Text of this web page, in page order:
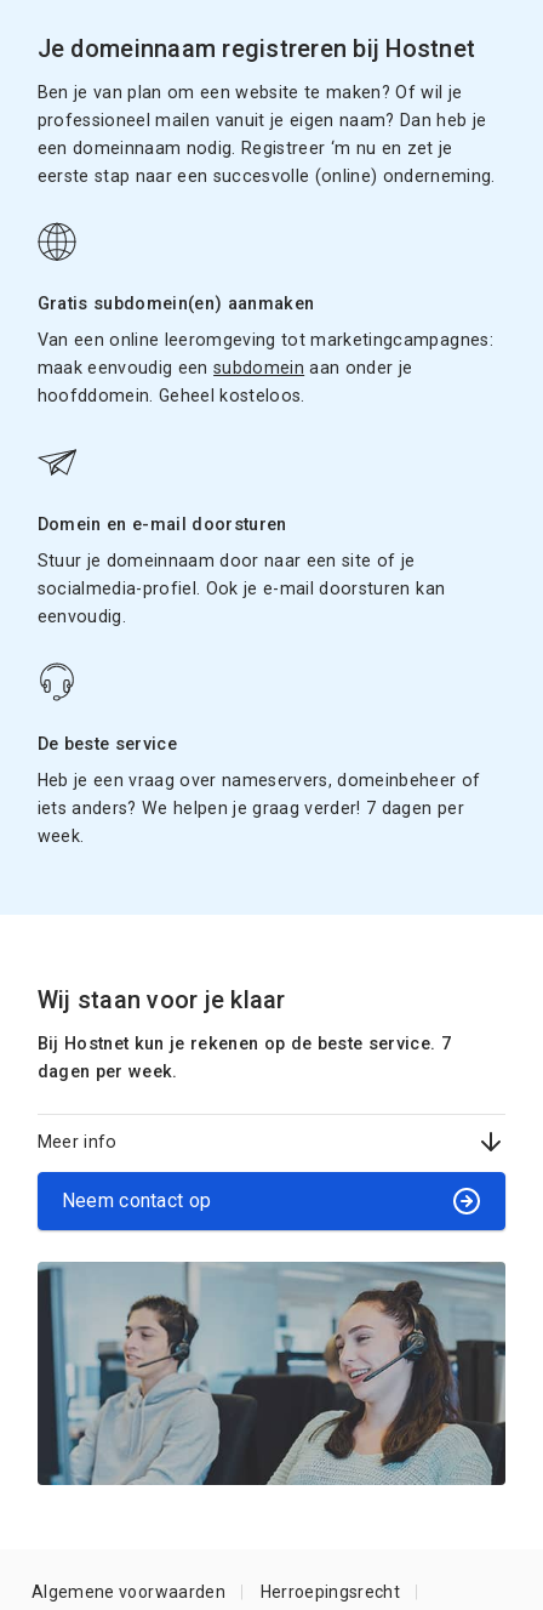
Je domeinnaam registreren bij Hostnet
Ben je van plan om een website te maken? Of wil je
professioneel mailen vanuit je eigen naam? Dan heb je
een domeinnaam nodig. Registreer ‘m nu en zet je
eerste stap naar een succesvolle (online) onderneming.
Gratis subdomein(en) aanmaken
Van een online leeromgeving tot marketingcampagnes:
maak eenvoudig eensubdomein aan onder je
hoofddomein. Geheel kosteloos.
Domein en e-mail doorsturen
Stuur je domeinnaam door naar een site of je
socialmedia-profiel. Ook je e-mail doorsturen kan
eenvoudig.
De beste service
Heb je een vraag over nameservers, domeinbeheer of
iets anders? We helpen je graag verder! 7 dagen per
week.
Wij staan voor je klaar
Bij Hostnet kun je rekenen op de beste service. 7
dagen per week.
Meer info
Neem contact op
Algemene voorwaarden Herroepingsrecht